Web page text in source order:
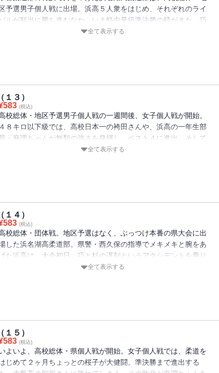
予選男子個人戦に出場。浜高５人衆をはじめ、それぞれのライ
バルが順当に勝ち進むなか、いま軽中量級準決勝の時がきた。巧
全て表示する
３）
583 (税込)
校総体・地区予選男子個人戦の一週間後、女子個人戦が開始。
４８キロ以下級では、高校日本一の袴田さんや、浜高の一年生部
員・麻理ちゃんが無類の強さを発揮し、ベスト４に進出。そして
もう一人、あの桜子までがオール一本勝ちで、ベスト４
全て表示する
４）
583 (税込)
校総体・団体戦。地区予選はなく、ぶっつけ本番の県大会に出
した浜名湖高柔道部。県警・西久保の指導でメキメキと腕をあ
た浜高は、大会初日、巧と杉の遅刻というアクシデントを乗り
きり、まずベスト１６に進出。むかえた二日目。ベスト４をめざ
全て表示する
５）
583 (税込)
よいよ、高校総体・県個人戦が開始。女子個人戦では、柔道を
じめて２ヶ月ちょっとの桜子が大健闘。準決勝まで進出する